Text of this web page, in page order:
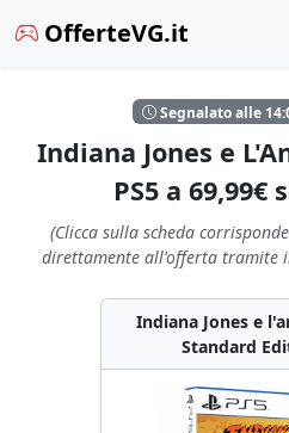
OfferteVG.it
Segnalato alle
Indiana Jones e
PS5 a 69,99€
(Clicca sulla scheda
direttamente all'offerta tramite
Indiana Jones e
Standard